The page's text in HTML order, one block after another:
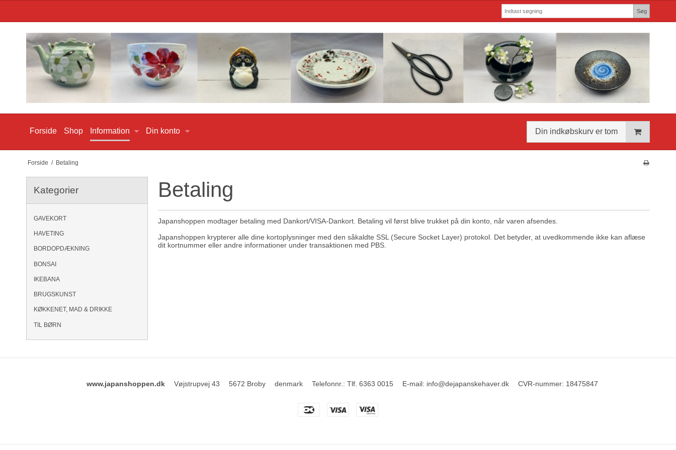
Søg
Forside Shop Information Din konto Din indkøbskurv er tom
Forside / Betaling
Kategorier
GAVEKORT
HAVETING
BORDOPDÆKNING
BONSAI
IKEBANA
BRUGSKUNST
KØKKENET, MAD & DRIKKE
TIL BØRN
Betaling
Japanshoppen modtager betaling med Dankort/VISA-Dankort. Betaling vil først blive trukket på din konto, når varen afsendes.
Japanshoppen krypterer alle dine kortoplysninger med den såkaldte SSL (Secure Socket Layer) protokol. Det betyder, at uvedkommende ikke kan aflæse
dit kortnummer eller andre informationer under transaktionen med PBS.
www.japanshoppen.dk Vøjstrupvej 43 5672 Broby denmark Telefonnr. : Tlf. 6363 0015 E-mail: info@dejapanskehaver.dk CVR-nummer: 18475847